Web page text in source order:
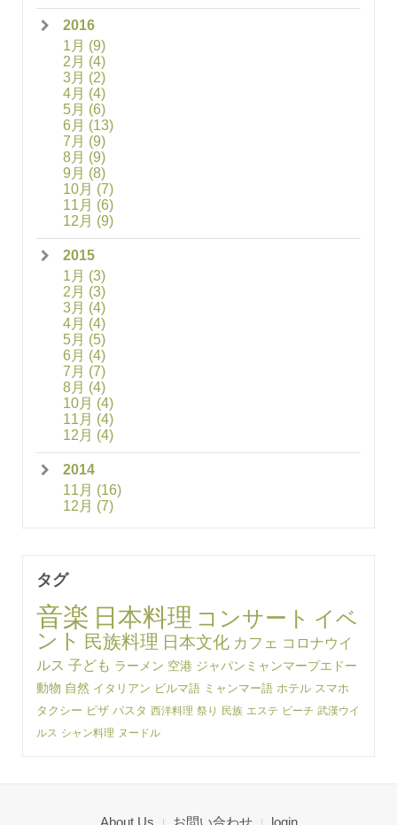
2016
1月 (9)
2月 (4)
3月 (2)
4月 (4)
5月 (6)
6月 (13)
7月 (9)
8月 (9)
9月 (8)
10月 (7)
11月 (6)
12月 (9)
2015
1月 (3)
2月 (3)
3月 (4)
4月 (4)
5月 (5)
6月 (4)
7月 (7)
8月 (4)
10月 (4)
11月 (4)
12月 (4)
2014
11月 (16)
12月 (7)
タグ
音楽 日本料理 コンサート イベ
ント
民族料理 日本文化 カフェ コロナウイ
ルス 子ども ラーメン 空港 ジャパンミャンマープエドー
動物 自然 イタリアン ビルマ語 ミャンマー語 ホテル スマホ
タクシー ピザ パスタ 西洋料理 祭り 民族 エステ ビーチ 武漢ウイ
ルス シャン料理 ヌードル